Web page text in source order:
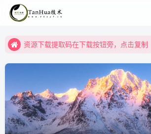
资源下载提取码在下载按钮旁，点击复制
资源下载提取码在下载按钮旁，点击复制